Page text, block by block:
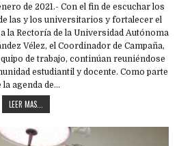
de 2021.- Con el fin de escuchar los
las y los universitarios y fortalecer el
la Rectoría de la Universidad Autónoma
Vélez, el Coordinador de Campaña,
de trabajo, continúan reuniéndose
estudiantil y docente. Como parte
la agenda de…
LEER MAS...